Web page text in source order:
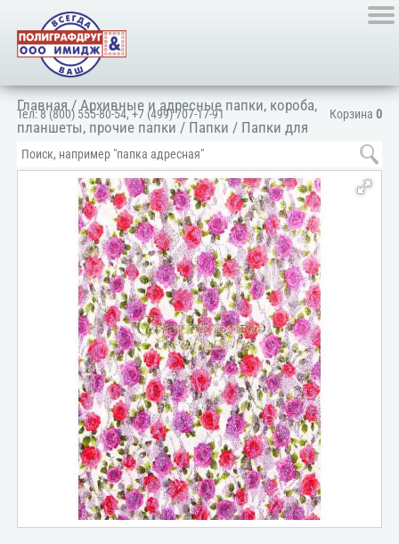
Корзина 0
Тел:8 (800) 555-80-54,+7 (499) 707-17-91
Главная/Архивные и адресные папки, короба,
планшеты, прочие папки / Папки / Папки для
документов/Для личных документов